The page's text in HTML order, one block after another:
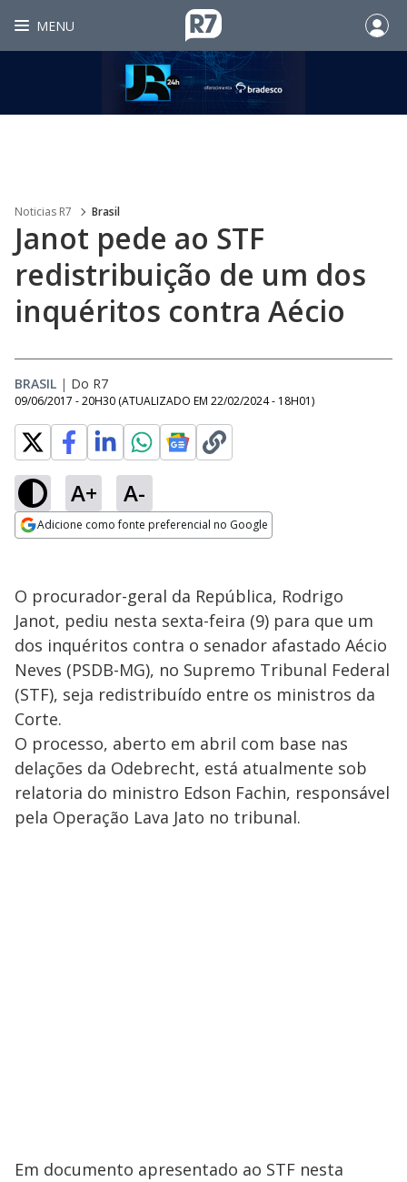
MENU
Noticias R7 Brasil
Janot pede ao STF
redistribuição de um dos
inquéritos contra Aécio
BRASIL | Do R7
09/06/2017 - 20H30 (ATUALIZADO EM 22/02/2024 - 18H01)
A+ A-
Adicione como fonte preferencial no Google
O procurador-geral da República, Rodrigo
Janot, pediu nesta sexta-feira (9) para que um
dos inquéritos contra o senador afastado Aécio
Neves (PSDB-MG), no Supremo Tribunal Federal
(STF), seja redistribuído entre os ministros da
Corte.
O processo, aberto em abril com base nas
delações da Odebrecht, está atualmente sob
relatoria do ministro Edson Fachin, responsável
pela Operação Lava Jato no tribunal.
Em documento apresentado ao STF nesta